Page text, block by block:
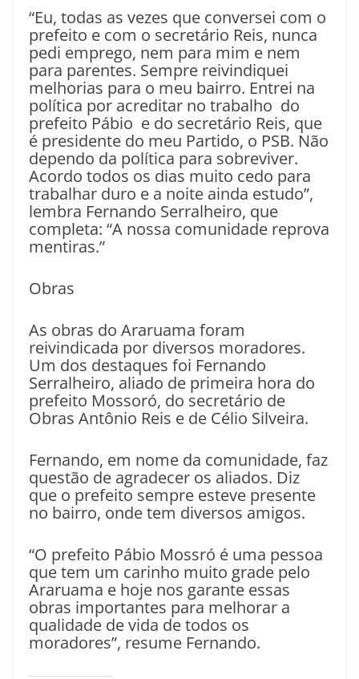
“Eu, todas as vezes que conversei com o
prefeito e com o secretário Reis, nunca
pedi emprego, nem para mim e nem
para parentes. Sempre reivindiquei
melhorias para o meu bairro. Entrei na
política por acreditar no trabalho do
prefeito Pábio e do secretário Reis, que
é presidente do meu Partido, o PSB. Não
dependo da política para sobreviver.
Acordo todos os dias muito cedo para
trabalhar duro e a noite ainda estudo”,
lembra Fernando Serralheiro, que
completa: “A nossa comunidade reprova
mentiras.”
Obras
As obras do Araruama foram
reivindicada por diversos moradores.
Um dos destaques foi Fernando
Serralheiro, aliado de primeira hora do
prefeito Mossoró, do secretário de
Obras Antônio Reis e de Célio Silveira.
Fernando, em nome da comunidade, faz
questão de agradecer os aliados. Diz
que o prefeito sempre esteve presente
no bairro, onde tem diversos amigos.
“O prefeito Pábio Mossró é uma pessoa
que tem um carinho muito grade pelo
Araruama e hoje nos garante essas
obras importantes para melhorar a
qualidade de vida de todos os
moradores”, resume Fernando.